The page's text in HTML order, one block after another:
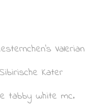
Valerian
Kater
tabby white mc.